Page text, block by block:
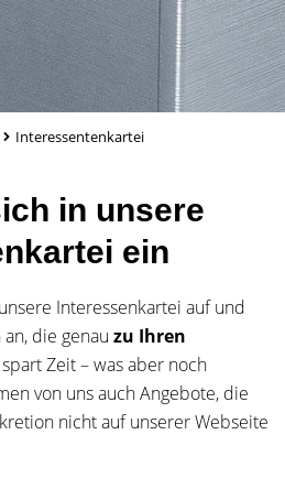
Interessentenkartei
in unsere
ein
Interessenkartei auf und
die genau zu Ihren
Zeit – was aber noch
von uns auch Angebote, die
nicht auf unserer Webseite